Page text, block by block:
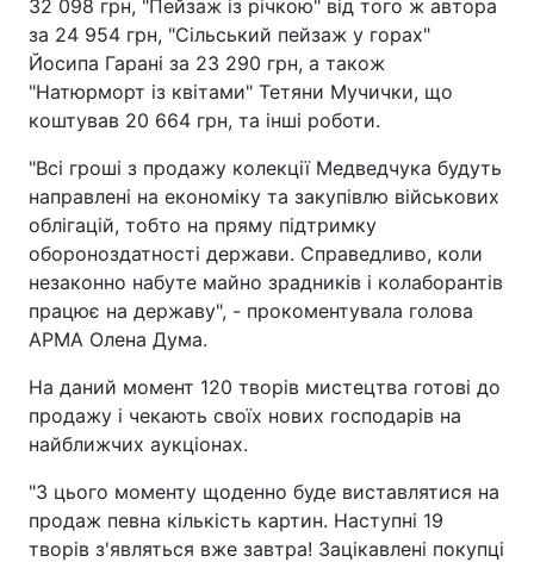
32 098 грн, "Пейзаж із річкою" від того ж автора
за 24 954 грн, "Сільський пейзаж у горах"
Йосипа Гарані за 23 290 грн, а також
"Натюрморт із квітами" Тетяни Мучички, що
коштував 20 664 грн, та інші роботи.
"Всі гроші з продажу колекції Медведчука будуть
направлені на економіку та закупівлю військових
облігацій, тобто на пряму підтримку
обороноздатності держави. Справедливо, коли
незаконно набуте майно зрадників і колаборантів
працює на державу", - прокоментувала голова
АРМА Олена Дума.
На даний момент 120 творів мистецтва готові до
продажу і чекають своїх нових господарів на
найближчих аукціонах.
"З цього моменту щоденно буде виставлятися на
продаж певна кількість картин. Наступні 19
творів з'являться вже завтра! Зацікавлені покупці